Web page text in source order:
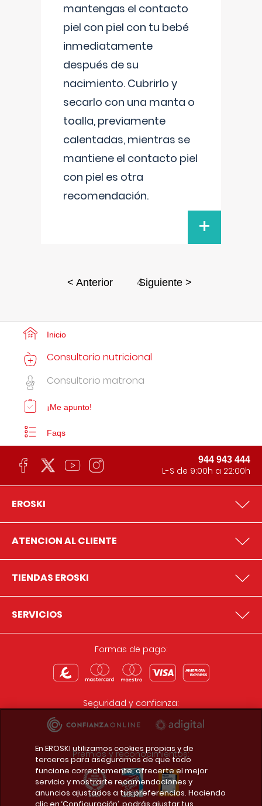
mantengas el contacto
piel con piel con tu bebé
inmediatamente
después de su
nacimiento. Cubrirlo y
secarlo con una manta o
toalla, previamente
calentadas, mientras se
mantiene el contacto piel
con piel es otra
recomendación.
+
< Anterior 4
Siguiente >
Inicio
Consultorio nutricional
Consultorio matrona
¡Me apunto!
Faqs
944 943 444
L-S de 9:00h a 22:00h
EROSKI
ATENCION AL CLIENTE
TIENDAS EROSKI
SERVICIOS
Formas de pago:
Seguridad y confianza:
Premios y reconocimientos:
En EROSKI utilizamos cookies propias y de
terceros para asegurarnos de que todo
funcione correctamente, ofrecerte el mejor
servicio y mostrarte recomendaciones y
anuncios ajustados a tus preferencias. Haciendo
clic en ‘Configuración’, podrás ajustar tus